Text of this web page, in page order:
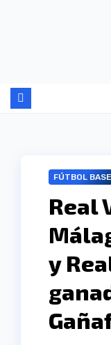
FÚTBOL BASE
Real
y